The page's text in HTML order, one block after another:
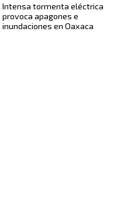
Intensa tormenta eléctrica
provoca apagones e
inundaciones en Oaxaca